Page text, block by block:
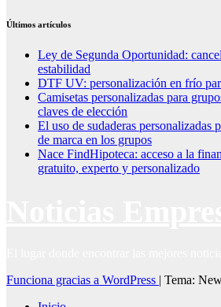
Últimos artículos
Ley de Segunda Oportunidad:
estabilidad
DTF UV: personalización en frío
Camisetas personalizadas para
claves de elección
El uso de sudaderas personalizadas
de marca en los grupos
Nace FindHipoteca: acceso a la
gratuito, experto y personalizado
Funciona gracias a WordPress | Tema: